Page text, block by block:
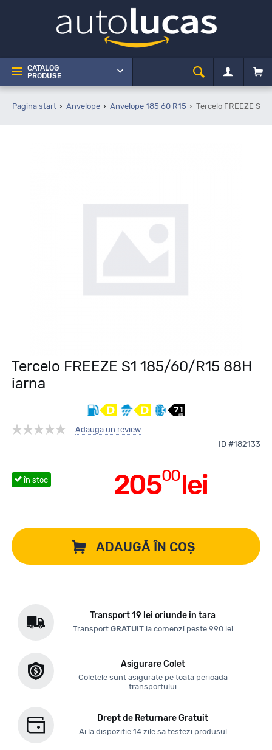
CATALOG
PRODUSE
Pagina start Anvelope Anvelope 185 60 R15 Tercelo FREEZE S1
Tercelo FREEZE S1 185/60/R15 88H
iarna
Adauga un review
ID #182133
20500lei
în stoc
ADAUGĂ ÎN COȘ
Transport 19 lei oriunde in tara
Transport GRATUITla comenzi peste 990 lei
Asigurare Colet
Coletele sunt asigurate pe toata perioada
transportului
Drept de Returnare Gratuit
Ai la dispozitie 14 zile sa testezi produsul